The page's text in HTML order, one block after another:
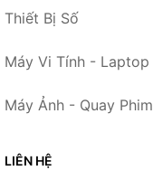
Thiết Bị Số
Máy Vi Tính - Laptop
Máy Ảnh - Quay Phim
LIÊN HỆ